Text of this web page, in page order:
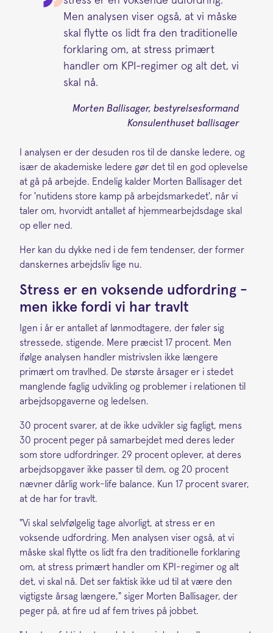
Men analysen viser også, at vi måske
skal flytte os lidt fra den traditionelle
forklaring om, at stress primært
handler om KPI-regimer og alt det, vi
skal nå.
Morten Ballisager, bestyrelsesformand
Konsulenthuset ballisager
I analysen er der desuden ros til de danske ledere, og
især de akademiske ledere gør det til en god oplevelse
at gå på arbejde. Endelig kalder Morten Ballisager det
for 'nutidens store kamp på arbejdsmarkedet', når vi
taler om, hvorvidt antallet af hjemmearbejdsdage skal
op eller ned.
Her kan du dykke ned i de fem tendenser, der former
danskernes arbejdsliv lige nu.
Stress er en voksende udfordring -
men ikke fordi vi har travlt
Igen i år er antallet af lønmodtagere, der føler sig
stressede, stigende. Mere præcist 17 procent. Men
ifølge analysen handler mistrivslen ikke længere
primært om travlhed. De største årsager er i stedet
manglende faglig udvikling og problemer i relationen til
arbejdsopgaverne og ledelsen.
30 procent svarer, at de ikke udvikler sig fagligt, mens
30 procent peger på samarbejdet med deres leder
som store udfordringer. 29 procent oplever, at deres
arbejdsopgaver ikke passer til dem, og 20 procent
nævner dårlig work-life balance. Kun 17 procent svarer,
at de har for travlt.
"Vi skal selvfølgelig tage alvorligt, at stress er en
voksende udfordring. Men analysen viser også, at vi
måske skal flytte os lidt fra den traditionelle forklaring
om, at stress primært handler om KPI-regimer og alt
det, vi skal nå. Det ser faktisk ikke ud til at være den
vigtigste årsag længere," siger Morten Ballisager, der
peger på, at fire ud af fem trives på jobbet.